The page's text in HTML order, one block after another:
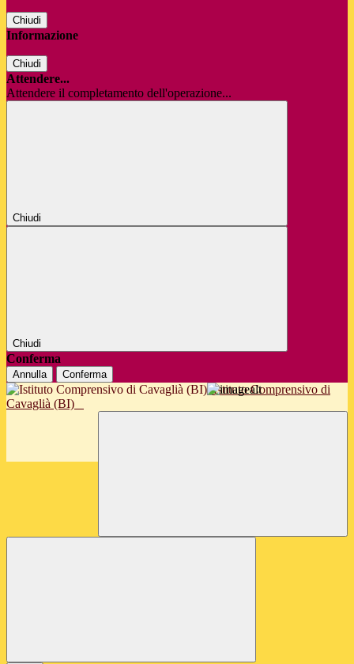
Chiudi
Informazione
Chiudi
Attendere...
Attendere il completamento dell'operazione...
Chiudi
Chiudi
Conferma
Annulla Conferma
Istituto Comprensivo di
Cavaglià (BI)